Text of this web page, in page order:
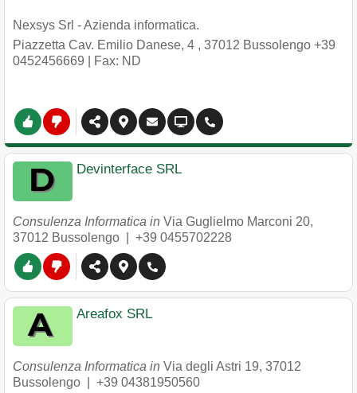
Nexsys Srl - Azienda informatica.
Piazzetta Cav. Emilio Danese, 4 , 37012 Bussolengo +39
0452456669 | Fax: ND
Devinterface SRL
Consulenza Informatica in Via Guglielmo Marconi 20,
37012 Bussolengo +39 0455702228
Areafox SRL
Consulenza Informatica in Via degli Astri 19, 37012
Bussolengo
+39 04381950560